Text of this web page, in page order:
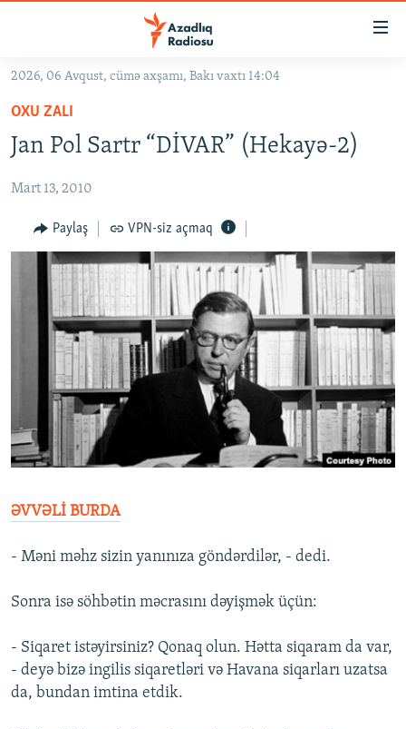
Əsas
qayıt
Əsas
naviqasiyaya
qayıt
#ƏSLINDƏ
FƏRQƏ BAX
QANUNI DOĞRU
ARAŞDIRMA
MULTIMEDIA
FOTOQALEREYA
İNFOQRAFIKA
KARIKATURA
RADIO ARXIV
OXU ZALI
AZƏRBAYCAN ƏDƏBIYYATI KITABXANASI
İSLAM VƏ DEMOKRATIYA
HAQQIMIZDA
MISSIYAMIZ
PEŞƏ ETIKASI VƏ JURNALISTIKA STANDARTLARIMIZ
AZADLIQRADIOSU MOBIL TELEFONUNUZDA
BIZIMLƏ ƏLAQƏ
BIZI IZLƏ
RFE/RL-in bütün saytları
2026, 06 Avqust, cümə axşamı, Bakı vaxtı 14:04
OXU ZALI
Jan Pol Sartr “DİVAR” (Hekayə-2)
Mart 13, 2010
Paylaş VPN-siz açmaq
ƏVVƏLİ BURDA
- Məni məhz sizin yanınıza göndərdilər, - dedi.
Sonra isə söhbətin məcrasını dəyişmək üçün:
- Siqaret istəyirsiniz? Qonaq olun. Hətta siqaram da var,
- deyə bizə ingilis siqaretləri və Havana siqarları uzatsa
da, bundan imtina etdik.